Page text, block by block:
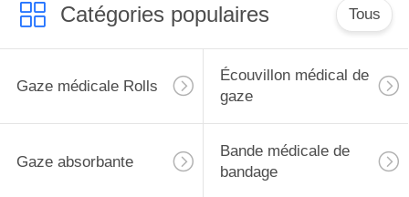
Catégories populaires Tous
Gaze médicale Rolls
Écouvillon médical de
gaze
Gaze absorbante
Bande médicale de
bandage